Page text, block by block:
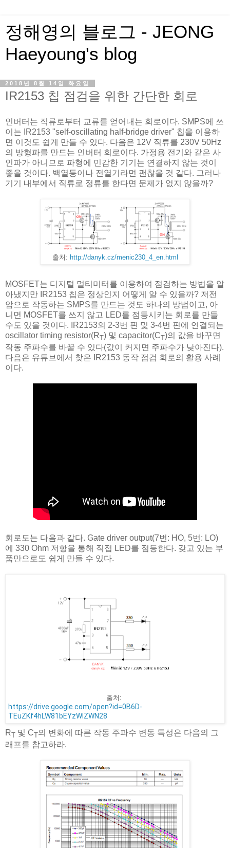
정해영의 블로그 - JEONG
Haeyoung's blog
2018년 8월 14일 화요일
IR2153 칩 점검을 위한 간단한 회로
인버터는 직류로부터 교류를 얻어내는 회로이다. SMPS에 쓰
이는 IR2153 "self-oscillating half-bridge driver" 칩을 이용하
면 이것도 쉽게 만들 수 있다. 다음은 12V 직류를 230V 50Hz
의 방형파를 만드는 인버터 회로이다. 가정용 전기와 같은 사
인파가 아니므로 파형에 민감한 기기는 연결하지 않는 것이
좋을 것이다. 백열등이나 전열기라면 괜찮을 것 같다. 그러나
기기 내부에서 직류로 정류를 한다면 문제가 없지 않을까?
출처: http://danyk.cz/menic230_4_en.html
MOSFET는 디지털 멀티미터를 이용하여 점검하는 방법을 알
아냈지만 IR2153 칩은 정상인지 어떻게 알 수 있을까? 저전
압으로 작동하는 SMPS를 만드는 것도 하나의 방법이고, 아
니면 MOSFET를 쓰지 않고 LED를 점등시키는 회로를 만들
수도 있을 것이다. IR2153의 2-3번 핀 및 3-4번 핀에 연결되는
oscillator timing resistor(RT) 및 capacitor(CT)의 값을 바꾸면
작동 주파수를 바꿀 수 있다(값이 커지면 주파수가 낮아진다).
다음은 유튜브에서 찾은 IR2153 동작 점검 회로의 활용 사례
이다.
회로도는 다음과 같다. Gate driver output(7번: HO, 5번: LO)
에 330 Ohm 저항을 통해 직접 LED를 점등한다. 갖고 있는 부
품만으로도 쉽게 만들 수 있다.
출처:
https://drive.google.com/open?id=0B6D-
TEuZKf4hLW81bEYzWlZWN28﻿
RT 및 CT의 변화에 따른 작동 주파수 변동 특성은 다음의 그
래프를 참고하라.